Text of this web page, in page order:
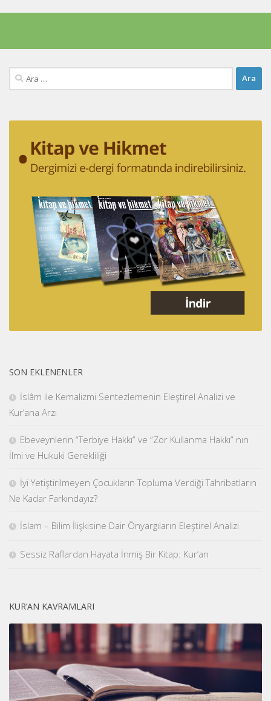
Arama:
SON EKLENENLER
İslâm ile Kemalizmi Sentezlemenin Eleştirel Analizi ve
Kur’ana Arzı
Ebeveynlerin “Terbiye Hakkı” ve “Zor Kullanma Hakkı” nın
İlmi ve Hukuki Gerekliliği
İyi Yetiştirilmeyen Çocukların Topluma Verdiği Tahribatların
Ne Kadar Farkındayız?
İslam – Bilim İlişkisine Dair Önyargıların Eleştirel Analizi
Sessiz Raflardan Hayata İnmiş Bir Kitap: Kur’an
KUR’AN KAVRAMLARI